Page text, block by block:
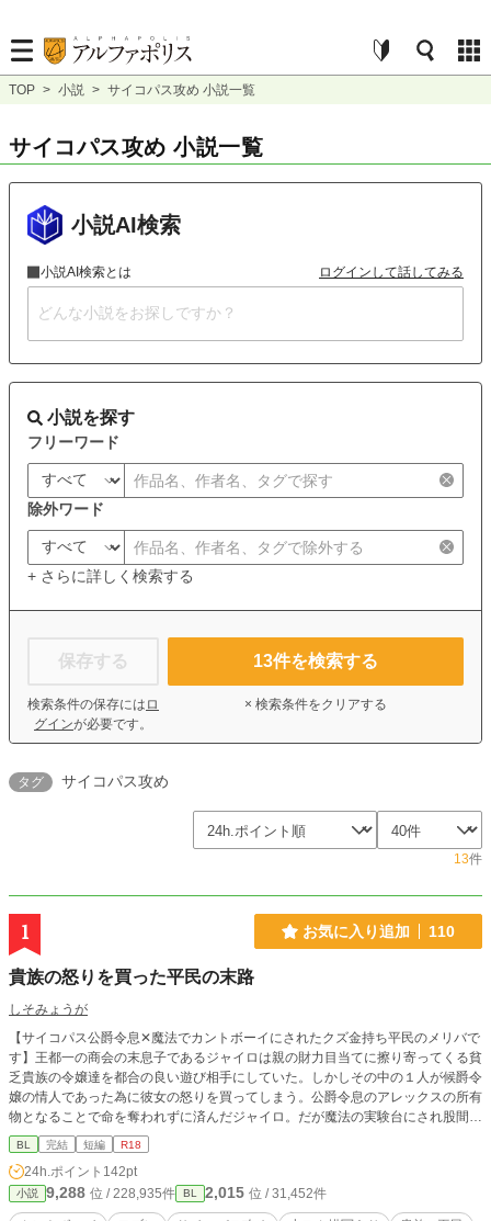
TOP > 小説 > サイコパス攻め 小説一覧
サイコパス攻め 小説一覧
小説AI検索
小説AI検索とは ログインして話してみる
小説を探す
フリーワード
除外ワード
+ さらに詳しく検索する
保存する
検索条件の保存には ロ
グインが必要です。
13件を検索する
× 検索条件をクリアする
タグ サイコパス攻め
13件
1 お気に入り追加 110
貴族の怒りを買った平民の末路
しそみょうが
【サイコパス公爵令息✕魔法でカントボーイにされたクズ金持ち平民のメリバで
す】王都一の商会の末息子であるジャイロは親の財力目当てに擦り寄ってくる貧
乏貴族の令嬢達を都合の良い遊び相手にしていた。しかしその中の１人が候爵令
嬢の情人であった為に彼女の怒りを買ってしまう。公爵令息のアレックスの所有
物となることで命を奪われずに済んだジャイロ。だが魔法の実験台にされ股間を
女のものに造り変えられた上にアレックスの所有物として共に貴族学校に通うこ
とになり── 【小スカ・モブレ有】【女性同士の絡みが一瞬有ります】※それら
のページには注意書きを入れます ◇全１７話の予定です
BL 完結 短編 R18
24h.ポイント 142pt
小説 9,288 位 / 228,935件 BL 2,015 位 / 31,452件